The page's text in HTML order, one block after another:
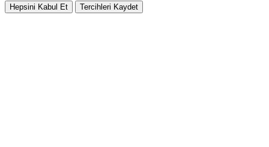
Hepsini Kabul Et Tercihleri Kaydet